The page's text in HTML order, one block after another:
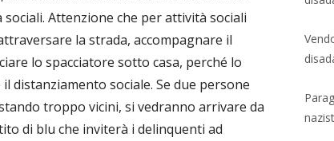
Attenzione che per attività sociali
la strada, accompagnare il
lo spacciatore sotto casa, perché lo
sociale. Se due persone
troppo vicini, si vedranno arrivare da
di blu che inviterà i delinquenti ad